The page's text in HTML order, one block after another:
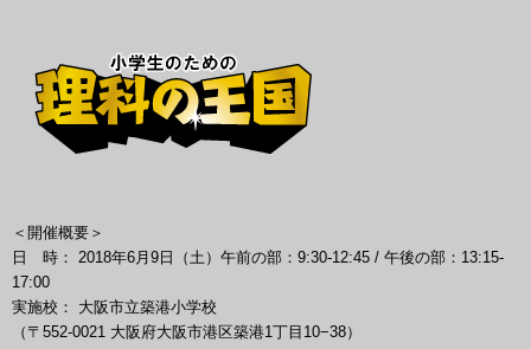
＜開催概要＞
日 時： 2018年6月9日（土）午前の部：9:30-12:45 / 午後の部：13:15-
17:00
実施校： 大阪市立築港小学校
（〒552-0021 大阪府大阪市港区築港1丁目10−38）